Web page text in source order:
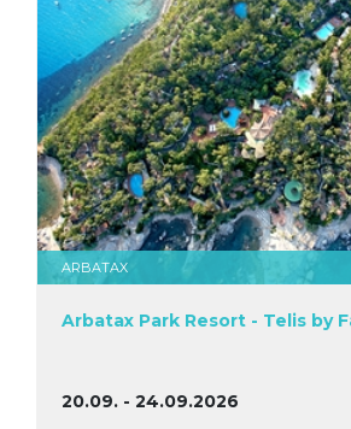
ARBATAX
Arbatax Park Resort - Telis by
20.09. - 24.09.2026